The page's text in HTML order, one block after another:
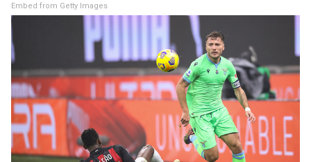
Embed from Getty Images